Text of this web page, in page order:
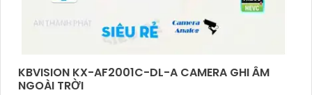
KBVISION KX-AF2001C-DL-A CAMERA GHI ÂM
NGOÀI TRỜI